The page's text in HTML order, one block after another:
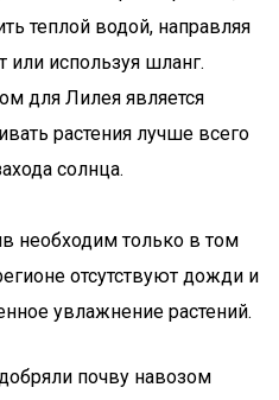
теплой водой, направляя
используя шланг.
для Лилея является
растения лучше всего
солнца.
необходим только в том
отсутствуют дожди и
увлажнение растений.
почву навозом